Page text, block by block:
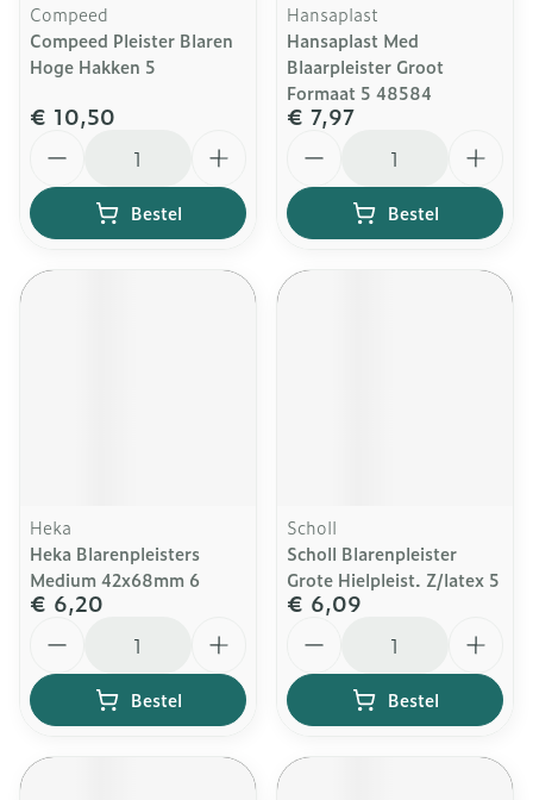
Compeed
Compeed Pleister Blaren
Hoge Hakken 5
€ 10,50
Bestel
Hansaplast
Hansaplast Med
Blaarpleister Groot
Formaat 5 48584
€ 7,97
Bestel
Heka
Heka Blarenpleisters
Medium 42x68mm 6
€ 6,20
Bestel
Scholl
Scholl Blarenpleister
Grote Hielpleist. Z/latex 5
€ 6,09
Bestel